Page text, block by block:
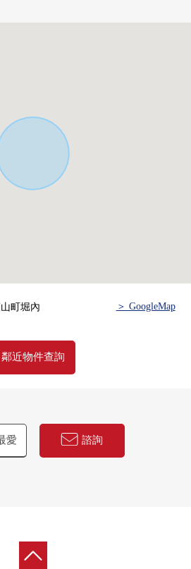
予幫助的━━━━━・・・
如感興趣,歡迎請隨時聯繫我們。
町堀內 ＞ GoogleMap
鄰近物件查詢
愛 諮詢